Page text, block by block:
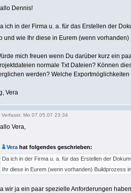
Dennis!
ich in der Firma u. a. für das Erstellen der
und wie Ihr diese in Eurem (wenn
mich freuen wenn Du darüber kurz ein
normale Txt Dateien? Können
werden? Welche
Vera
Verfasst: Mo 07.05.07 23:34
Vera,
Vera hat folgendes geschrieben:
Da ich in der Firma u. a. für das Erstellen der
Ihr diese in Eurem (wenn vorhanden) Buildprozess
wir ja ein paar spezielle Anforderungen